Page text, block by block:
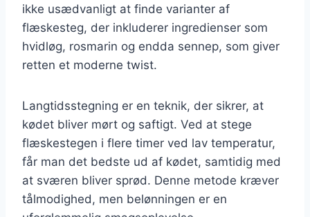
ikke usædvanligt at finde varianter af
flæskesteg, der inkluderer ingredienser som
hvidløg, rosmarin og endda sennep, som giver
retten et moderne twist.
Langtidsstegning er en teknik, der sikrer, at
kødet bliver mørt og saftigt. Ved at stege
flæskestegen i flere timer ved lav temperatur,
får man det bedste ud af kødet, samtidig med
at sværen bliver sprød. Denne metode kræver
tålmodighed, men belønningen er en